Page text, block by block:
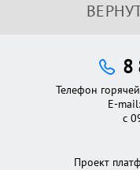
Проект
8
Телефон
E-mail:
с